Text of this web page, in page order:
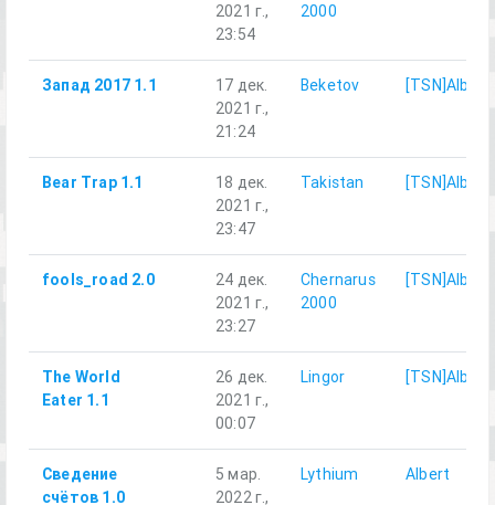
2021 г.,
23:54
2000
Запад 2017 1.1
17 дек.
2021 г.,
21:24
Beketov [TSN]Albert
Bear Trap 1.1
18 дек.
2021 г.,
23:47
Takistan [TSN]Albert
fools_road 2.0
24 дек.
2021 г.,
23:27
Chernarus
2000
[TSN]Albert
The World
Eater 1.1
26 дек.
2021 г.,
00:07
Lingor [TSN]Albert
Сведение
счётов 1.0
5 мар.
2022 г.,
Lythium Albert